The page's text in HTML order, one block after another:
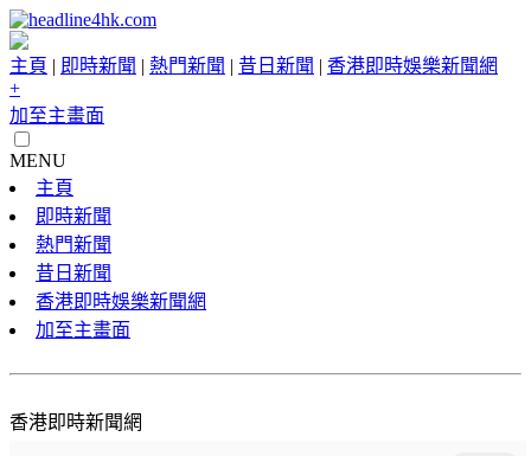
主頁 | 即時新聞 | 熱門新聞 | 昔日新聞 | 香港即時娛樂新聞網
+
加至主畫面
MENU
主頁
即時新聞
熱門新聞
昔日新聞
香港即時娛樂新聞網
加至主畫面
香港即時新聞網